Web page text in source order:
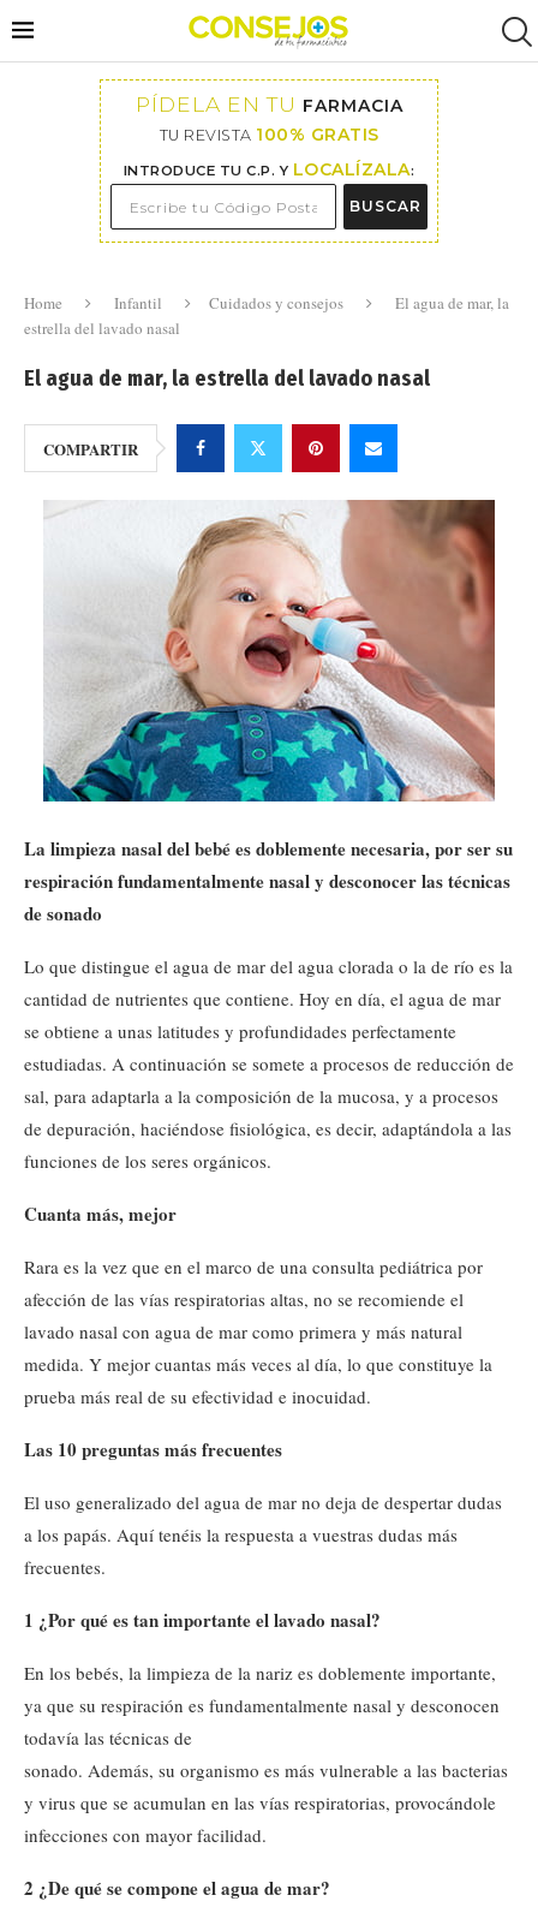
PÍDELA EN TU FARMACIA
TU REVISTA 100% GRATIS
INTRODUCE TU C.P. Y LOCALÍZALA:
BUSCAR
Home Infantil Cuidados y consejos
El agua de mar, la
estrella del lavado nasal
El agua de mar, la estrella del lavado nasal
COMPARTIR
La limpieza nasal del bebé es doblemente necesaria, por ser su
respiración fundamentalmente nasal y desconocer las técnicas
de sonado
Lo que distingue el agua de mar del agua clorada o la de río es la
cantidad de nutrientes que contiene. Hoy en día, el agua de mar
se obtiene a unas latitudes y profundidades perfectamente
estudiadas. A continuación se somete a procesos de reducción de
sal, para adaptarla a la composición de la mucosa, y a procesos
de depuración, haciéndose fisiológica, es decir, adaptándola a las
funciones de los seres orgánicos.
Cuanta más, mejor
Rara es la vez que en el marco de una consulta pediátrica por
afección de las vías respiratorias altas, no se recomiende el
lavado nasal con agua de mar como primera y más natural
medida. Y mejor cuantas más veces al día, lo que constituye la
prueba más real de su efectividad e inocuidad.
Las 10 preguntas más frecuentes
El uso generalizado del agua de mar no deja de despertar dudas
a los papás. Aquí tenéis la respuesta a vuestras dudas más
frecuentes.
1 ¿Por qué es tan importante el lavado nasal?
En los bebés, la limpieza de la nariz es doblemente importante,
ya que su respiración es fundamentalmente nasal y desconocen
todavía las técnicas de
sonado. Además, su organismo es más vulnerable a las bacterias
y virus que se acumulan en las vías respiratorias, provocándole
infecciones con mayor facilidad.
2 ¿De qué se compone el agua de mar?